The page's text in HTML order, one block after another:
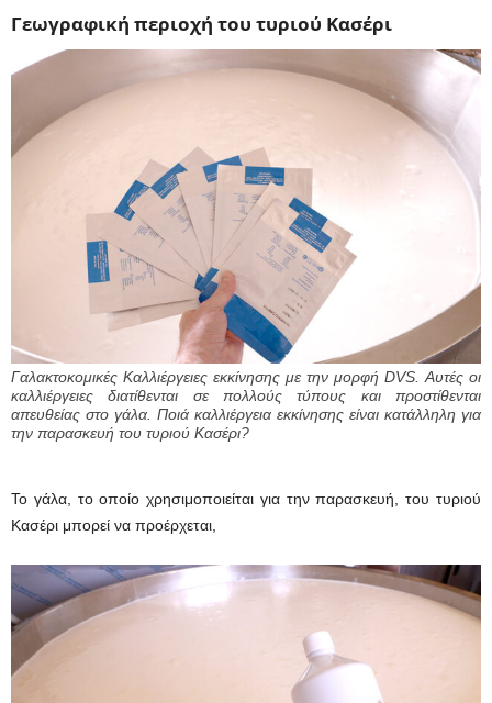
Γεωγραφική περιοχή του τυριού Κασέρι
Γαλακτοκομικές Καλλιέργειες εκκίνησης με την μορφή DVS. Αυτές οι
καλλιέργειες διατίθενται σε πολλούς τύπους και προστίθενται
απευθείας στο γάλα. Ποιά καλλιέργεια εκκίνησης είναι κατάλληλη για
την παρασκευή του τυριού Κασέρι?
Το γάλα, το οποίο χρησιμοποιείται για την παρασκευή, του τυριού
Κασέρι μπορεί να προέρχεται,